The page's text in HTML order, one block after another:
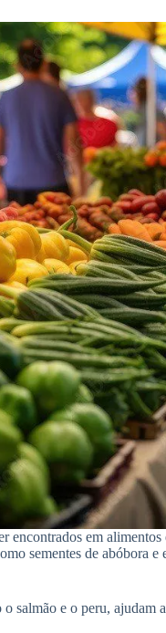
encontrados em
sementes de abóbora
salmão e o peru,